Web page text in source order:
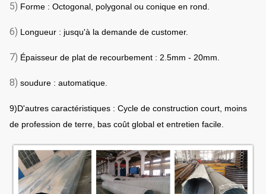
5) Forme : Octogonal, polygonal ou conique en rond.
6) Longueur : jusqu'à la demande de customer.
7) Épaisseur de plat de recourbement : 2.5mm - 20mm.
8) soudure : automatique.
9)D'autres caractéristiques : Cycle de construction court, moins
de profession de terre, bas coût global et entretien facile.